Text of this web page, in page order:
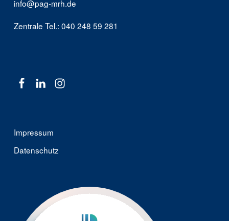
info@pag-mrh.de
Zentrale Tel.: 040 248 59 281
Facebook
Impressum
Datenschutz